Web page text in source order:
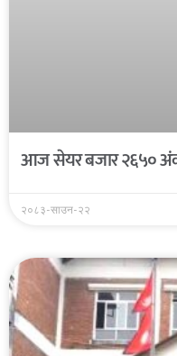
आज सेयर बजार २६५०
२०८३-साउन-२२